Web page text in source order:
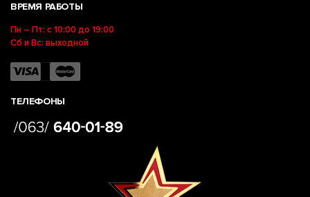
ВРЕМЯ РАБОТЫ
Пн – Пт: с 10:00 до 19:00
Сб и Вс: выходной
ТЕЛЕФОНЫ